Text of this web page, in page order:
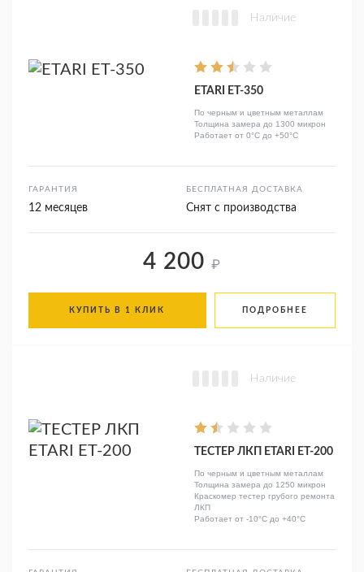
Наличие
ETARI ET-350
По черным и цветным металлам
Толщина замера до 1300 микрон
Работает от 0°C до +50°C
ГАРАНТИЯ
12 месяцев
БЕСПЛАТНАЯ ДОСТАВКА
Снят с производства
4 200 ₽
КУПИТЬ В 1 КЛИК ПОДРОБНЕЕ
Наличие
ТЕСТЕР ЛКП ETARI ET-200
По черным и цветным металлам
Толщина замера до 1250 микрон
Краскомер тестер грубого ремонта
ЛКП
Работает от -10°C до +40°C